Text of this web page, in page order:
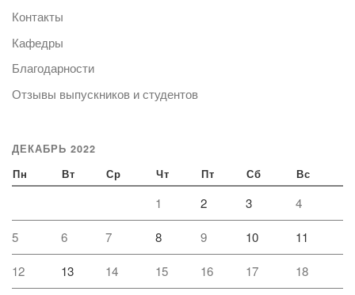
Контакты
Кафедры
Благодарности
Отзывы выпускников и студентов
ДЕКАБРЬ 2022
Пн Вт Ср Чт Пт Сб Вс
1 2 3 4
5 6 7 8 9 10 11
12 13 14 15 16 17 18